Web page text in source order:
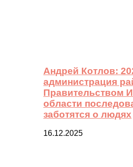
Андрей Котлов:
администрация
Правительством
области
заботятся о людях
16.12.2025